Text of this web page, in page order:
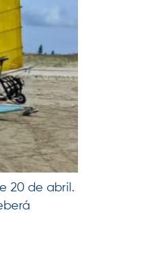
20 de abril.